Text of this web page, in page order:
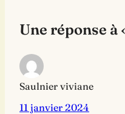
Une réponse
Saulnier viviane
11 janvier 2024